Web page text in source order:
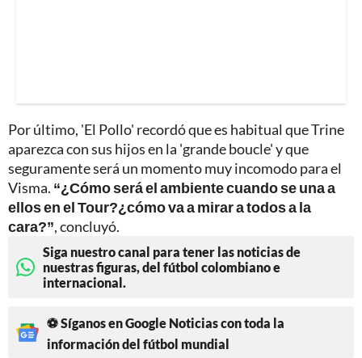
Por último, 'El Pollo' recordó que es habitual que Trine
aparezca con sus hijos en la 'grande boucle' y que
seguramente será un momento muy incomodo para el
Visma. “¿Cómo será el ambiente cuando se una a
ellos en el Tour?¿cómo va a mirar a todos a la
cara?”, concluyó.
Siga nuestro canal para tener las noticias de
nuestras figuras, del fútbol colombiano e
internacional.
⚽ Síganos en Google Noticias con toda la
información del fútbol mundial